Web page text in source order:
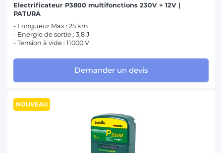
Electrificateur P3800 multifonctions 230V + 12V |
PATURA
- Longueur Max : 25 km
- Energie de sortie : 3,8 J
- Tension à vide : 11000 V
Demander un devis
NOUVEAU